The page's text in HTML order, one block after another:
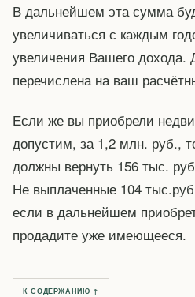
В дальнейшем эта сумма
увеличиваться с каждым
увеличения Вашего дохода.
перечислена на ваш
Если же вы приобрели
допустим, за 1,2 млн. руб.,
должны вернуть 156 тыс.
Не выплаченные 104
если в дальнейшем
продадите уже имеющееся.
К СОДЕРЖАНИЮ ↑